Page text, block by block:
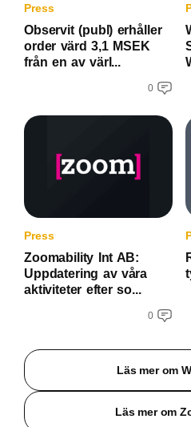
Press
Observit (publ) erhåller
order värd 3,1 MSEK
från en av värl...
0
Press
Zoomability Int AB:
Uppdatering av våra
aktiviteter efter so...
0
Läs mer om
Läs mer om